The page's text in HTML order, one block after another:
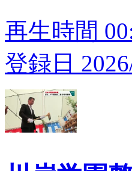
再生時間
登録日